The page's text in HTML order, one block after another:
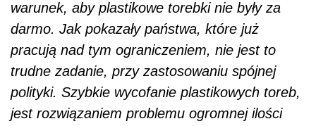
warunek, aby plastikowe torebki nie były za
darmo. Jak pokazały państwa, które już
pracują nad tym ograniczeniem, nie jest to
trudne zadanie, przy zastosowaniu spójnej
polityki. Szybkie wycofanie plastikowych toreb,
jest rozwiązaniem problemu ogromnej ilości